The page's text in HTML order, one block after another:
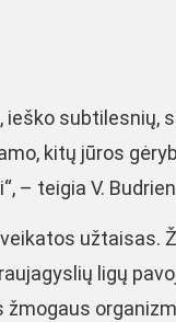
ieško subtilesnių,
kitų jūros
– teigia V.
užtaisas.
ligų